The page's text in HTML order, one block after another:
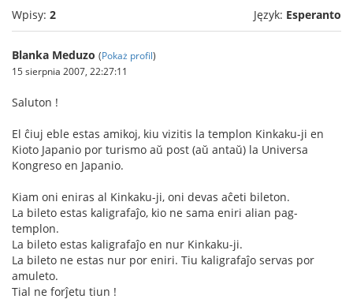
Wpisy: 2 Język: Esperanto
Blanka Meduzo (Pokaż profil)
15 sierpnia 2007, 22:27:11
Saluton !
El ĉiuj eble estas amikoj, kiu vizitis la templon Kinkaku-ji en
Kioto Japanio por turismo aŭ post (aŭ antaŭ) la Universa
Kongreso en Japanio.
Kiam oni eniras al Kinkaku-ji, oni devas aĉeti bileton.
La bileto estas kaligrafaĵo, kio ne sama eniri alian pag-
templon.
La bileto estas kaligrafaĵo en nur Kinkaku-ji.
La bileto ne estas nur por eniri. Tiu kaligrafaĵo servas por
amuleto.
Tial ne forĵetu tiun !